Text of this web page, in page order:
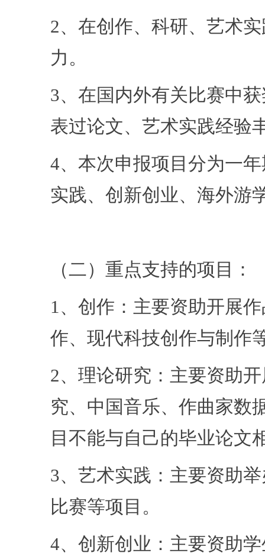
2、在创作、科研、艺术
力。
3、在国内外有关比赛中
表过论文、艺术实践经验
4、本次申报项目分为一
实践、创新创业、海外游
（二）重点支持的项目：
1、创作：主要资助开展
作、现代科技创作与制作
2、理论研究：主要资助
究、中国音乐、作曲家数
目不能与自己的毕业论文
3、艺术实践：主要资助
比赛等项目。
4、创新创业：主要资助